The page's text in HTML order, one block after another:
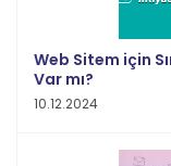
Web Sitem için
Var mı?
10.12.2024